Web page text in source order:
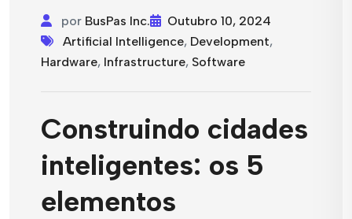
por BusPas Inc.
Outubro 10, 2024
Artificial Intelligence, Development,
Hardware, Infrastructure, Software
Construindo cidades
inteligentes: os 5
elementos